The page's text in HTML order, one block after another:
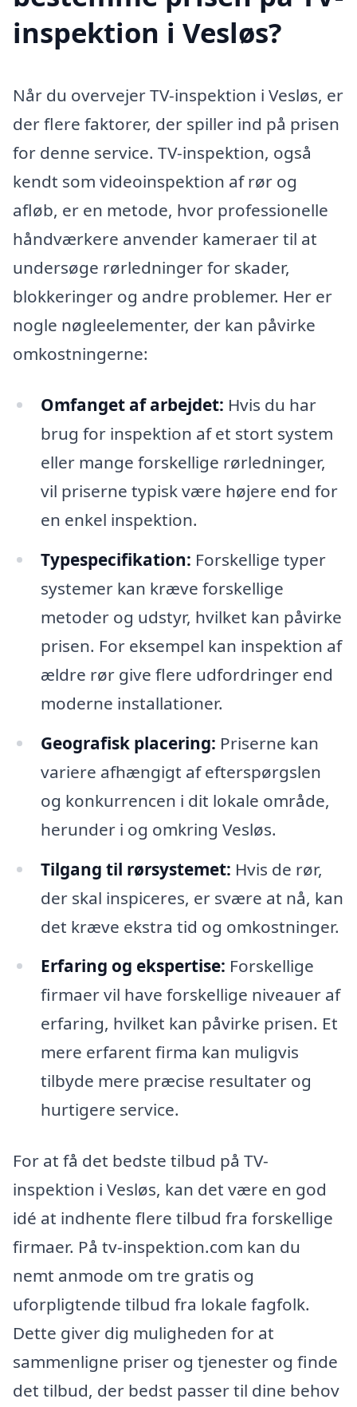
inspektion i Vesløs?
Når du overvejer TV-inspektion i Vesløs, er
der flere faktorer, der spiller ind på prisen
for denne service. TV-inspektion, også
kendt som videoinspektion af rør og
afløb, er en metode, hvor professionelle
håndværkere anvender kameraer til at
undersøge rørledninger for skader,
blokkeringer og andre problemer. Her er
nogle nøgleelementer, der kan påvirke
omkostningerne:
Omfanget af arbejdet: Hvis du har
brug for inspektion af et stort system
eller mange forskellige rørledninger,
vil priserne typisk være højere end for
en enkel inspektion.
Typespecifikation: Forskellige typer
systemer kan kræve forskellige
metoder og udstyr, hvilket kan påvirke
prisen. For eksempel kan inspektion af
ældre rør give flere udfordringer end
moderne installationer.
Geografisk placering: Priserne kan
variere afhængigt af efterspørgslen
og konkurrencen i dit lokale område,
herunder i og omkring Vesløs.
Tilgang til rørsystemet: Hvis de rør,
der skal inspiceres, er svære at nå, kan
det kræve ekstra tid og omkostninger.
Erfaring og ekspertise: Forskellige
firmaer vil have forskellige niveauer af
erfaring, hvilket kan påvirke prisen. Et
mere erfarent firma kan muligvis
tilbyde mere præcise resultater og
hurtigere service.
For at få det bedste tilbud på TV-
inspektion i Vesløs, kan det være en god
idé at indhente flere tilbud fra forskellige
firmaer. På tv-inspektion.com kan du
nemt anmode om tre gratis og
uforpligtende tilbud fra lokale fagfolk.
Dette giver dig muligheden for at
sammenligne priser og tjenester og finde
det tilbud, der bedst passer til dine behov